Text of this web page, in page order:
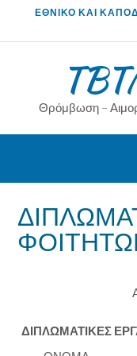
content
ΕΘΝΙΚΟ ΚΑΙ
Θρόμβωση –
ΔΙΠΛΩΜΑΤΙΚΕΣ